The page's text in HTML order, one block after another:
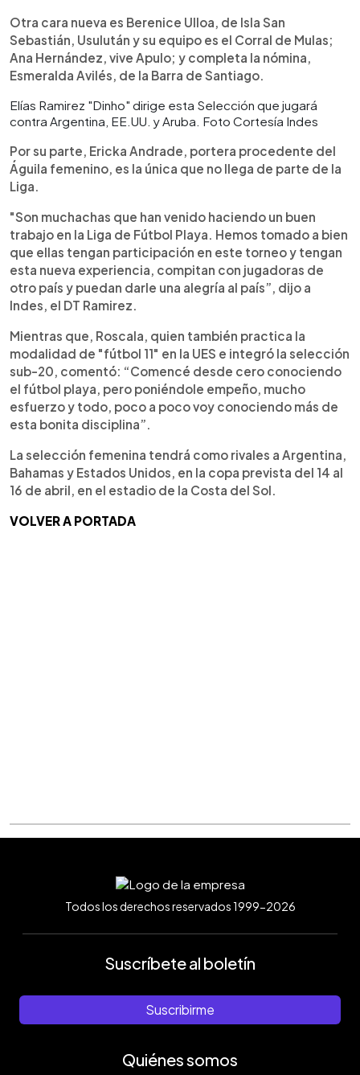
Otra cara nueva es Berenice Ulloa, de Isla San
Sebastián, Usulután y su equipo es el Corral de Mulas;
Ana Hernández, vive Apulo; y completa la nómina,
Esmeralda Avilés, de la Barra de Santiago.
Elías Ramirez "Dinho" dirige esta Selección que jugará
contra Argentina, EE.UU. y Aruba. Foto Cortesía Indes
Por su parte, Ericka Andrade, portera procedente del
Águila femenino, es la única que no llega de parte de la
Liga.
"Son muchachas que han venido haciendo un buen
trabajo en la Liga de Fútbol Playa. Hemos tomado a bien
que ellas tengan participación en este torneo y tengan
esta nueva experiencia, compitan con jugadoras de
otro país y puedan darle una alegría al país”, dijo a
Indes, el DT Ramirez.
Mientras que, Roscala, quien también practica la
modalidad de "fútbol 11" en la UES e integró la selección
sub-20, comentó: “Comencé desde cero conociendo
el fútbol playa, pero poniéndole empeño, mucho
esfuerzo y todo, poco a poco voy conociendo más de
esta bonita disciplina”.
La selección femenina tendrá como rivales a Argentina,
Bahamas y Estados Unidos, en la copa prevista del 14 al
16 de abril, en el estadio de la Costa del Sol.
VOLVER A PORTADA
Todos los derechos reservados 1999-2026
Suscríbete al boletín
Suscribirme
Quiénes somos